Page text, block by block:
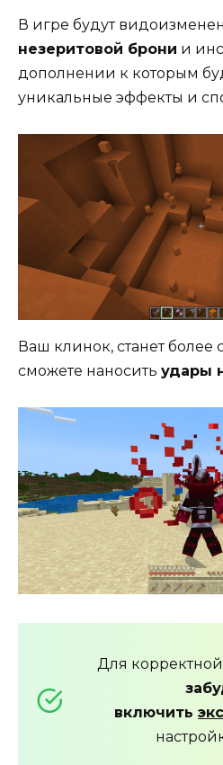
В игре будут
незеритовой брони и
дополнении к которым
уникальные эффекты и
Ваш клинок, станет
сможете наносить удары
Для
включить